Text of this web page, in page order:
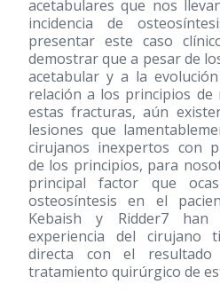
acetabulares que nos
incidencia de
presentar este caso
demostrar que a pesar de
acetabular y a la
relación a los principios de
estas fracturas, aún
lesiones que
cirujanos inexpertos con
de los principios, para
principal factor que
osteosíntesis en el
Kebaish y Ridder7 han
experiencia del cirujano
directa con el
tratamiento quirúrgico de